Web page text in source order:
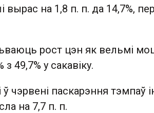
на 1,8 п. п. да 14,7%,
рост цэн як вельмі
49,7% у сакавіку.
чэрвені паскарэння тэмпаў
на 7,7 п. п.